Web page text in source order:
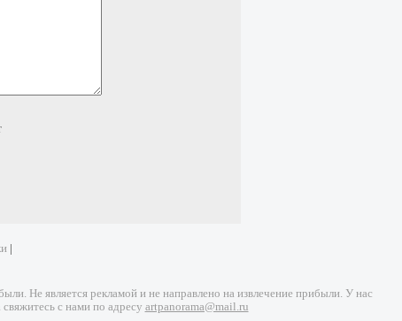
Не является рекламой и не направлено на извлечение прибыли. У нас
с нами по адресу artpanorama@mail.ru